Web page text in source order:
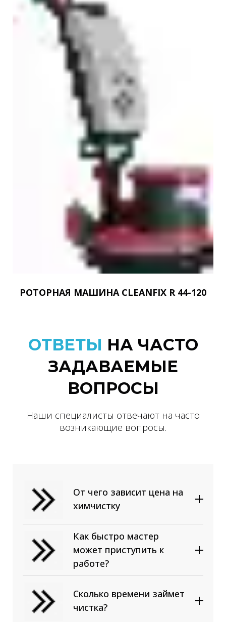
РОТОРНАЯ МАШИНА CLEANFIX R 44-120
ОТВЕТЫ НА ЧАСТО
ЗАДАВАЕМЫЕ
ВОПРОСЫ
Наши специалисты отвечают на часто
возникающие вопросы.
От чего зависит цена на
химчистку
100% синтетику или ткань с
ее добавлением (смешанную)
проще всего. В этом случае
цена соответствует
Сложнее вывести грязь и
пятна с натуральных тканей:
Как быстро мастер
может приступить к
работе?
Сколько времени займет
чистка?